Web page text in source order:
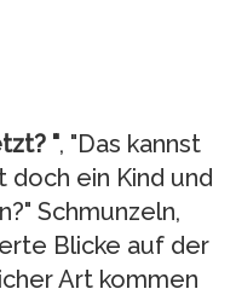
", "Das kannst
doch ein Kind und
Schmunzeln,
Blicke auf der
Art kommen